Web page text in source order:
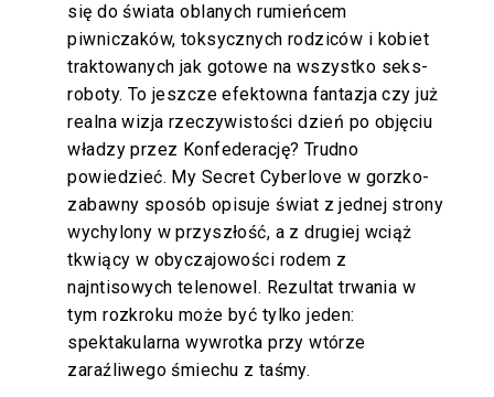
się do świata oblanych rumieńcem
piwniczaków, toksycznych rodziców i kobiet
traktowanych jak gotowe na wszystko seks-
roboty. To jeszcze efektowna fantazja czy już
realna wizja rzeczywistości dzień po objęciu
władzy przez Konfederację? Trudno
powiedzieć. My Secret Cyberlove w gorzko-
zabawny sposób opisuje świat z jednej strony
wychylony w przyszłość, a z drugiej wciąż
tkwiący w obyczajowości rodem z
najntisowych telenowel. Rezultat trwania w
tym rozkroku może być tylko jeden:
spektakularna wywrotka przy wtórze
zaraźliwego śmiechu z taśmy.